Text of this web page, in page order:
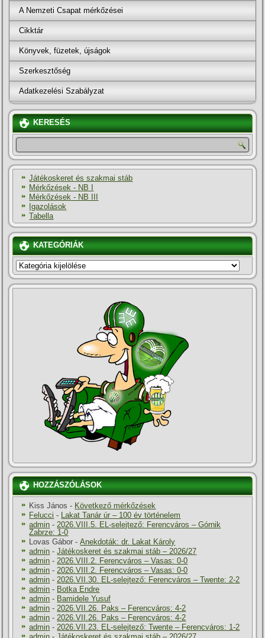
A Nemzeti Csapat mérkőzései
Cikktár
Könyvek, füzetek, újságok
Szerkesztőség
Adatkezelési Szabályzat
KERESÉS
Játékoskeret és szakmai stáb
Mérkőzések - NB I
Mérkőzések - NB III
Igazolások
Tabella
KATEGÓRIÁK
KATEGÓRIÁK
HOZZÁSZÓLÁSOK
Kiss János - Következő mérkőzések
Felucci - Lakat Tanár úr – 100 év történelem
admin -2026.VIII.5. EL-selejtező: Ferencváros – Górnik
Zabrze: 1-0
Lovas Gábor -Anekdoták: dr. Lakat Károly
admin -Játékoskeret és szakmai stáb – 2026/27
admin -2026.VIII.2. Ferencváros – Vasas: 0-0
admin -2026.VIII.2. Ferencváros – Vasas: 0-0
admin -2026.VII.30. EL-selejtező: Ferencváros – Twente: 2-2
admin - Botka Endre
admin - Bamidele Yusuf
admin -2026.VII.26. Paks – Ferencváros: 4-2
admin -2026.VII.26. Paks – Ferencváros: 4-2
admin -2026.VII.23. EL-selejtező: Twente – Ferencváros: 1-2